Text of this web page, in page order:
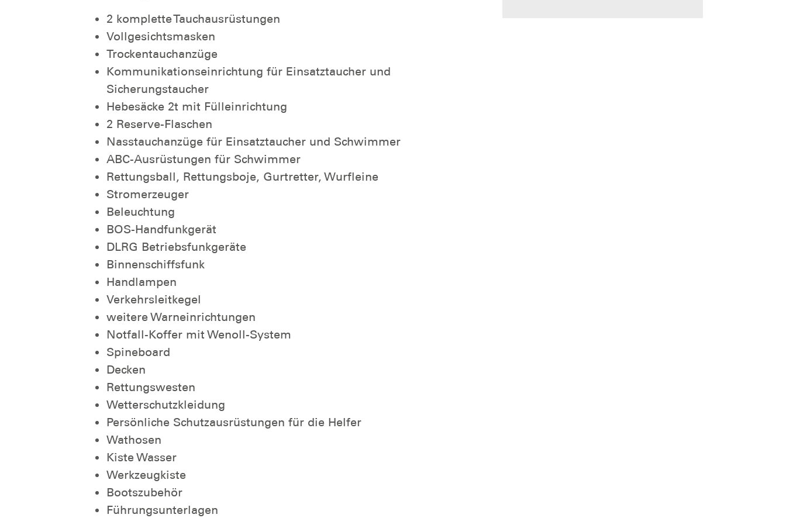
2 komplette Tauchausrüstungen
Vollgesichtsmasken
Trockentauchanzüge
Kommunikationseinrichtung für Einsatztaucher und
Sicherungstaucher
Hebesäcke 2t mit Fülleinrichtung
2 Reserve-Flaschen
Nasstauchanzüge für Einsatztaucher und Schwimmer
ABC-Ausrüstungen für Schwimmer
Rettungsball, Rettungsboje, Gurtretter, Wurfleine
Stromerzeuger
Beleuchtung
BOS-Handfunkgerät
DLRG Betriebsfunkgeräte
Binnenschiffsfunk
Handlampen
Verkehrsleitkegel
weitere Warneinrichtungen
Notfall-Koffer mit Wenoll-System
Spineboard
Decken
Rettungswesten
Wetterschutzkleidung
Persönliche Schutzausrüstungen für die Helfer
Wathosen
Kiste Wasser
Werkzeugkiste
Bootszubehör
Führungsunterlagen